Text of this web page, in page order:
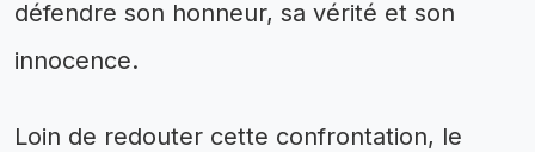
défendre son honneur, sa vérité et son
innocence.
Loin de redouter cette confrontation, le